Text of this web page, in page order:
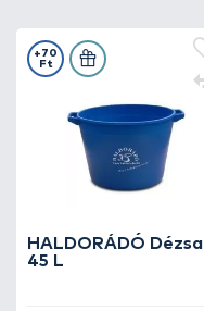
HALDORÁDÓ Dézsa
45 L
+70
Ft